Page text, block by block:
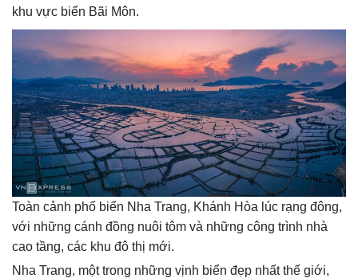
khu vực biển Bãi Môn.
Toàn cảnh phố biển Nha Trang, Khánh Hòa lúc rạng đông,
với những cánh đồng nuôi tôm và những công trình nhà
cao tầng, các khu đô thị mới.
Nha Trang, một trong những vịnh biển đẹp nhất thế giới,